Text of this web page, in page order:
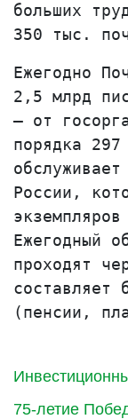
75-летие
больших
350 тыс.
Ежегодно
2,5 млрд
– от
порядка
России,
Ежегодный
проходят
составляет
(пенсии,